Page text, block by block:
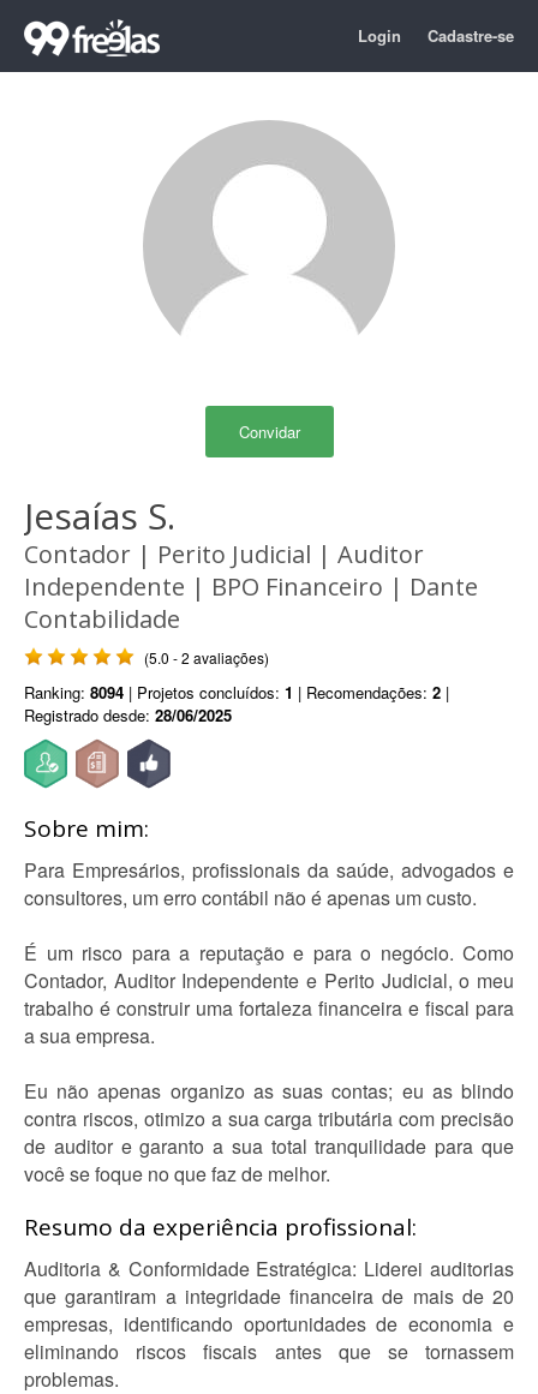
Login Cadastre-se
Convidar
Jesaías S.
Contador | Perito Judicial | Auditor
Independente | BPO Financeiro | Dante
Contabilidade
(5.0 - 2 avaliações)
Ranking: 8094 | Projetos concluídos: 1 | Recomendações: 2 |
Registrado desde: 28/06/2025
Sobre mim:
Para Empresários, profissionais da saúde, advogados e
consultores, um erro contábil não é apenas um custo.
É um risco para a reputação e para o negócio. Como
Contador, Auditor Independente e Perito Judicial, o meu
trabalho é construir uma fortaleza financeira e fiscal para
a sua empresa.
Eu não apenas organizo as suas contas; eu as blindo
contra riscos, otimizo a sua carga tributária com precisão
de auditor e garanto a sua total tranquilidade para que
você se foque no que faz de melhor.
Resumo da experiência profissional:
Auditoria & Conformidade Estratégica: Liderei auditorias
que garantiram a integridade financeira de mais de 20
empresas, identificando oportunidades de economia e
eliminando riscos fiscais antes que se tornassem
problemas.